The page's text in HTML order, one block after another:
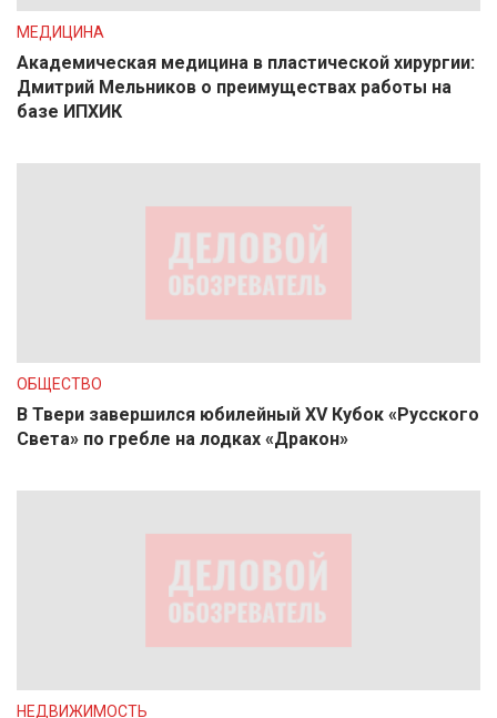
МЕДИЦИНА
Академическая медицина в пластической хирургии:
Дмитрий Мельников о преимуществах работы на
базе ИПХИК
ОБЩЕСТВО
В Твери завершился юбилейный XV Кубок «Русского
Света» по гребле на лодках «Дракон»
НЕДВИЖИМОСТЬ